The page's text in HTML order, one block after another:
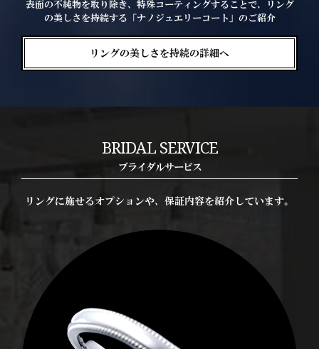
表面の不純物を取り除き、特殊コーティングすることで、リング
の美しさを持続する「ナノジュエリーコート」のご紹介
リングの美しさを持続の詳細へ
BRIDAL SERVICE
ブライダルサービス
リングに施せるオプションや、保証内容を紹介しています。